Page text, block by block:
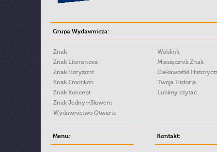
Grupa Wydawnicza:
Znak
Znak Literanova
Znak Horyzont
Znak Emotikon
Znak Koncept
Znak JednymSłowem
Wydawnictwo Otwarte
Woblink
Miesięcznik Znak
Ciekawostki
Twoja Historia
Lubimy czytać
Menu: Kontakt: